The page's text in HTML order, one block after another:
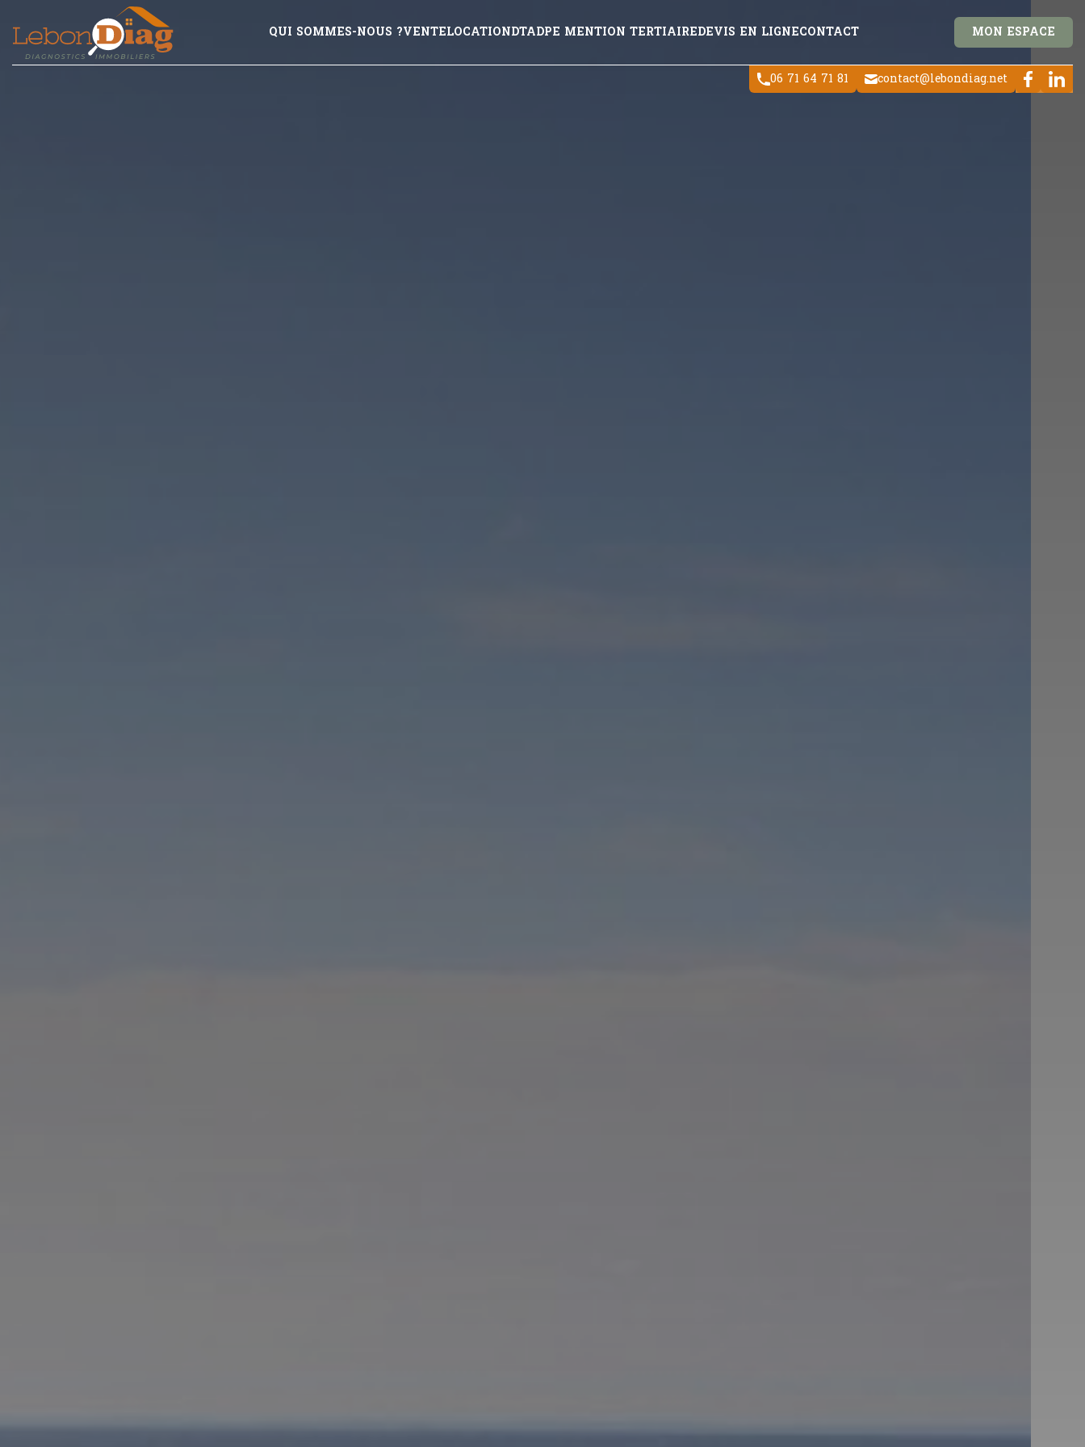
06 71 64 71 81 contact@lebondiag.net
QUI SOMMES-NOUS ?VENTELOCATIONDTADPE MENTION TERTIAIREDEVIS EN LIGNECONTACT MON ESPACE